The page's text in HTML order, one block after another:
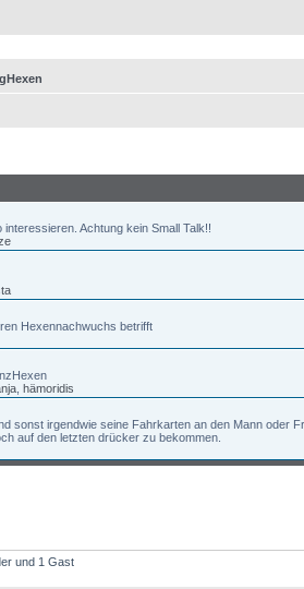
Achtung kein Small Talk!!
Hexennachwuchs betrifft
hämoridis
sonst irgendwie seine Fahrkarten an den Mann oder
auf den letzten drücker zu bekommen.
und 1 Gast